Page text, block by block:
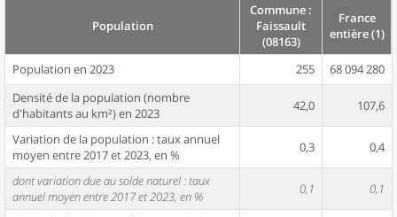
Population
Commune :
Faissault
(08163)
France
entière (1)
Population en 2023 255
68 094 280
Densité de la population (nombre
d'habitants au km²) en 2023
42,0 107,6
Variation de la population : taux annuel
moyen entre 2017 et 2023, en %
0,3 0,4
dont variation due au solde naturel : taux
annuel moyen entre 2017 et 2023, en %
0,1 0,1